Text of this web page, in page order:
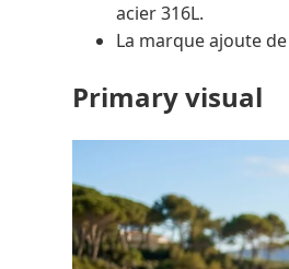
acier 316L.
La marque ajoute
Primary visual